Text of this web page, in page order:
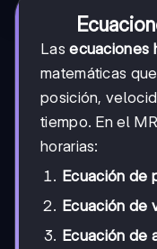
Lasecuaciones
matemáticas
posición,
tiempo. En el
horarias:
Ecuación de
Ecuación de
Ecuación de